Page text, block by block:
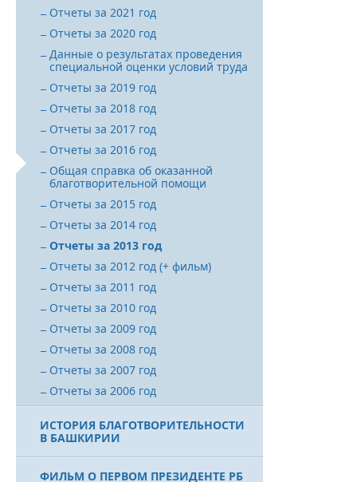
Отчеты за 2021 год
Отчеты за 2020 год
Данные о результатах проведения
специальной оценки условий труда
Отчеты за 2019 год
Отчеты за 2018 год
Отчеты за 2017 год
Отчеты за 2016 год
Общая справка об оказанной
благотворительной помощи
Отчеты за 2015 год
Отчеты за 2014 год
Отчеты за 2013 год
Отчеты за 2012 год (+ фильм)
Отчеты за 2011 год
Отчеты за 2010 год
Отчеты за 2009 год
Отчеты за 2008 год
Отчеты за 2007 год
Отчеты за 2006 год
ИСТОРИЯ БЛАГОТВОРИТЕЛЬНОСТИ
В БАШКИРИИ
ФИЛЬМ О ПЕРВОМ ПРЕЗИДЕНТЕ РБ